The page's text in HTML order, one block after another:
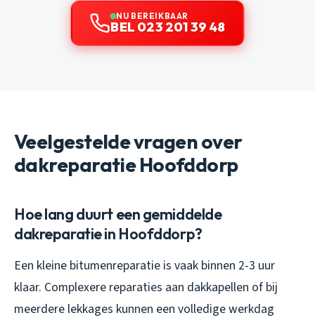
NU BEREIKBAAR
BEL 023 201 39 48
Veelgestelde vragen over
dakreparatie Hoofddorp
Hoe lang duurt een gemiddelde
dakreparatie in Hoofddorp?
Een kleine bitumenreparatie is vaak binnen 2-3 uur
klaar. Complexere reparaties aan dakkapellen of bij
meerdere lekkages kunnen een volledige werkdag